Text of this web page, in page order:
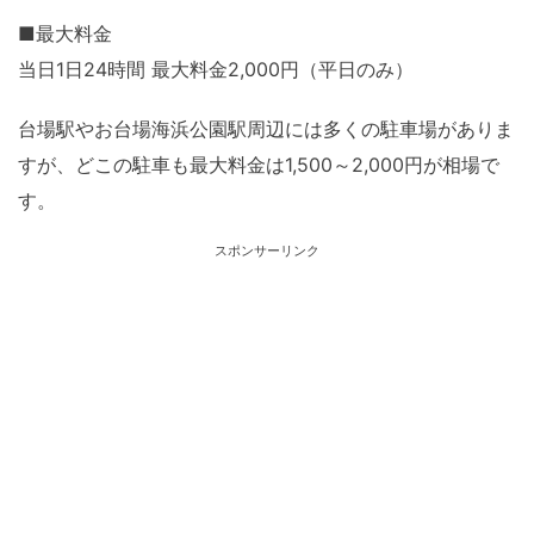
■最大料金
当日1日24時間 最大料金2,000円（平日のみ）
台場駅やお台場海浜公園駅周辺には多くの駐車場がありま
すが、どこの駐車も最大料金は1,500～2,000円が相場で
す。
スポンサーリンク